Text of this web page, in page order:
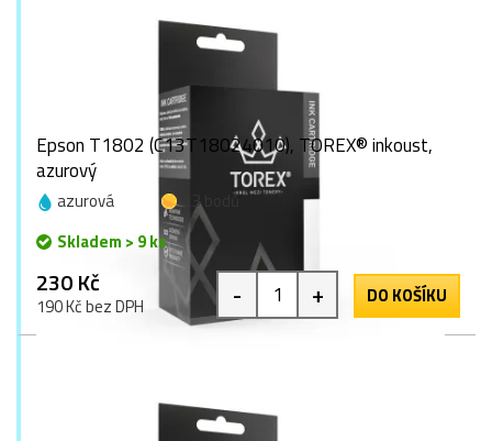
Epson T1802 (C13T18024010), TOREX® inkoust,
azurový
azurová
13 bodů
Skladem > 9 ks
230 Kč
190 Kč bez DPH - + DO KOŠÍKU